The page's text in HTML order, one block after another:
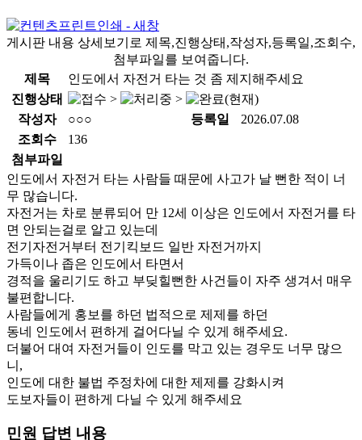
게시판 내용 상세보기로 제목,진행상태,작성자,등록일,조회수,
첨부파일를 보여줍니다.
제목
인도에서 자전거 타는 것 좀 제지해주세요
진행상태
>
>
작성자
○○○ 등록일
2026.07.08
조회수
136
첨부파일
인도에서 자전거 타는 사람들 때문에 사고가 날 뻔한 적이 너
무 많습니다.
자전거는 차로 분류되어 만 12세 이상은 인도에서 자전거를 타
면 안되는걸로 알고 있는데
전기자전거부터 전기킥보드 일반 자전거까지
가득이나 좁은 인도에서 타면서
경적을 울리기도 하고 부딪힐뻔한 사건들이 자주 생겨서 매우
불편합니다.
사람들에게 홍보를 하던 법적으로 제제를 하던
동네 인도에서 편하게 걸어다닐 수 있게 해주세요.
더불어 대여 자전거들이 인도를 막고 있는 경우도 너무 많으
니,
인도에 대한 불법 주정차에 대한 제제를 강화시켜
도보자들이 편하게 다닐 수 있게 해주세요
민원 답변 내용